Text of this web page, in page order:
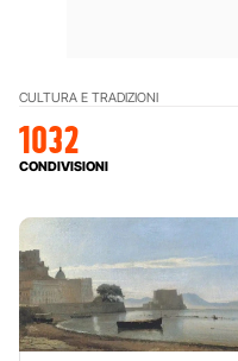
CULTURA E TRADIZIONI
1032
CONDIVISIONI